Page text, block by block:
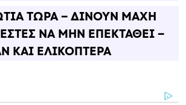
ΤΩΡΑ – ΔΙΝΟΥΝ ΜΑΧΗ
ΝΑ ΜΗΝ ΕΠΕΚΤΑΘΕΙ –
ΚΑΙ ΕΛΙΚΟΠΤΕΡΑ